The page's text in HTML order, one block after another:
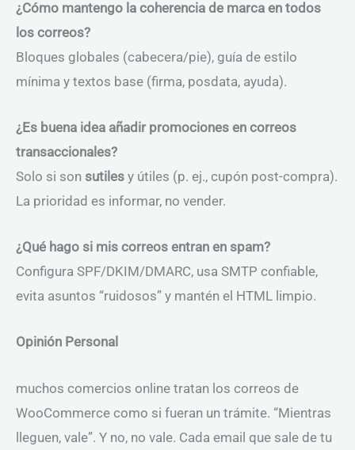
¿Cómo mantengo la coherencia de marca en todos
los correos?
Bloques globales (cabecera/pie), guía de estilo
mínima y textos base (firma, posdata, ayuda).
¿Es buena idea añadir promociones en correos
transaccionales?
Solo si son sutiles y útiles (p. ej., cupón post-compra).
La prioridad es informar, no vender.
¿Qué hago si mis correos entran en spam?
Configura SPF/DKIM/DMARC, usa SMTP confiable,
evita asuntos “ruidosos” y mantén el HTML limpio.
Opinión Personal
muchos comercios online tratan los correos de
WooCommerce como si fueran un trámite. “Mientras
lleguen, vale”. Y no, no vale. Cada email que sale de tu